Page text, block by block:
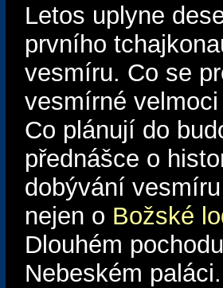
Letos uplyne
prvního
vesmíru. Co se
vesmírné
Co plánují do
přednášce o
dobývání
nejen o Božské
Dlouhém
Nebeském paláci.